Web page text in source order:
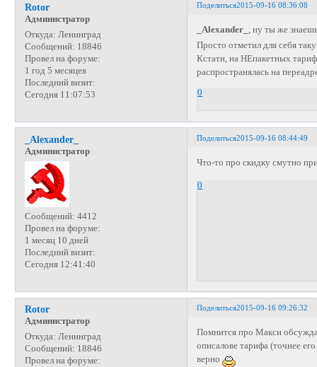
Поделиться2015-09-16 08:36:08
Rotor
Администратор
Откуда: Ленинград
Сообщений: 18846
Провел на форуме:
1 год 5 месяцев
Последний визит:
Сегодня 11:07:53
_Alexander_ , ну ты же
Просто отметил для себя
Кстати, на НЕпакетных
распространялась на
0
Поделиться2015-09-16 08:44:49
_Alexander_
Администратор
Сообщений: 4412
Провел на форуме:
1 месяц 10 дней
Последний визит:
Сегодня 12:41:40
Что-то про скидку смутно
0
Поделиться2015-09-16 09:26:32
Rotor
Администратор
Откуда: Ленинград
Сообщений: 18846
Провел на форуме:
Помнится про Макси
описалове тарифа (точнее
верно